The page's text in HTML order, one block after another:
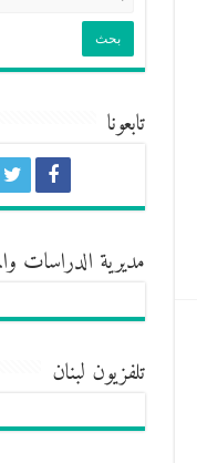
تابعونا
مديرية الدراسات
تلفزيون لبنان